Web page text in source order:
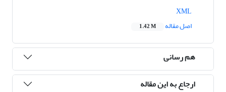
اصل مقاله
1.42 M
هم رسانی
ارجاع به این مقاله